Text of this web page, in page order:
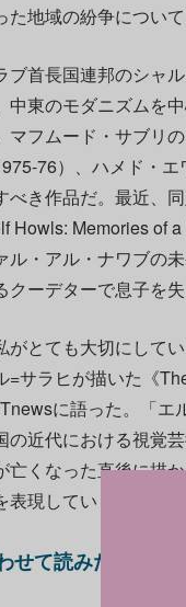
た地域の紛争につい
ブ首長国連邦のシャ
中東のモダニズムを
マフムード・サブリ
76）、ハメド・
べき作品だ。最近、
Howls: Memories of
ル・アル・ナワブの
クーデターで息子を
がとても大切にして
=サラヒが描いた《
に語った。「エ
の近代における視覚
亡くなった直後に描
表現しています」
せて読みたい